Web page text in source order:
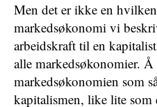
Men det er ikke en
markedsøkonomi vi
arbeidskraft til en
alle markedsøkonomier. Å
markedsøkonomien som
kapitalismen, like lite som